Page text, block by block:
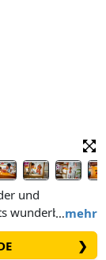
…mehr
und
wunderbar
❯